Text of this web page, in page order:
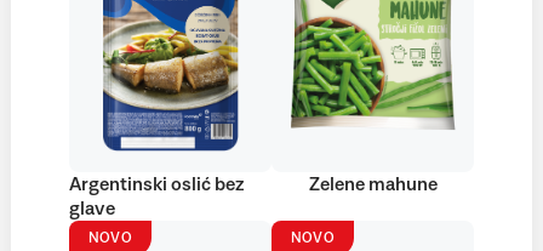
Argentinski oslić bez
glave
Zelene mahune
NOVO NOVO